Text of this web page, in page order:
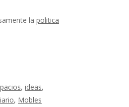
la politica
, ideas,
, Mobles